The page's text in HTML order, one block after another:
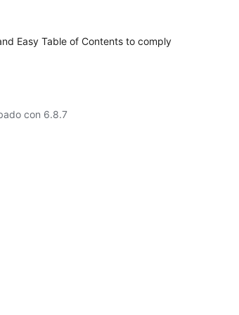
Easy Table of Contents to comply
con 6.8.7